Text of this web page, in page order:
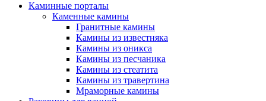
Каминные порталы
Каменные камины
Гранитные камины
Камины из известняка
Камины из оникса
Камины из песчаника
Камины из стеатита
Камины из травертина
Мраморные камины